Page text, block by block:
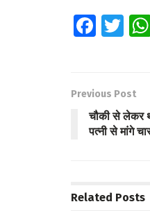
Fa
o
o
k
T
er
Previous Post
चौकी से लेकर
पत्नी से मांगे
Related Posts